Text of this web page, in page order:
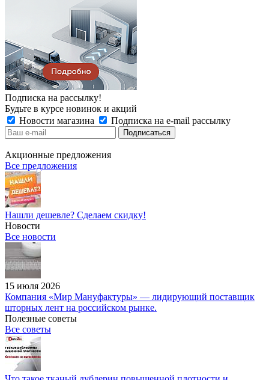
Подписка на рассылку!
Будьте в курсе новинок и акций
Новости магазина
Подписка на e-mail рассылку
Акционные предложения
Все предложения
Нашли дешевле? Сделаем скидку!
Новости
Все новости
15 июля 2026
Компания «Мир Мануфактуры» — лидирующий поставщик
шторных лент на российском рынке.
Полезные советы
Все советы